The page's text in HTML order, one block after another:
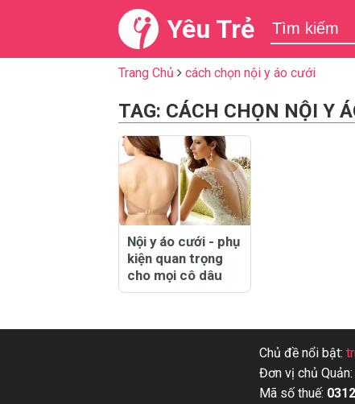
Yêu Trẻ
Trang Chủ cách chọn nội y áo cưới
TAG: CÁCH CHỌN NỘI Y
Nội y áo cưới - phụ
kiện quan trọng
cho mọi cô dâu
Chủ đề nổi bật:
Đơn vị chủ Quản:
Mã số thuế: